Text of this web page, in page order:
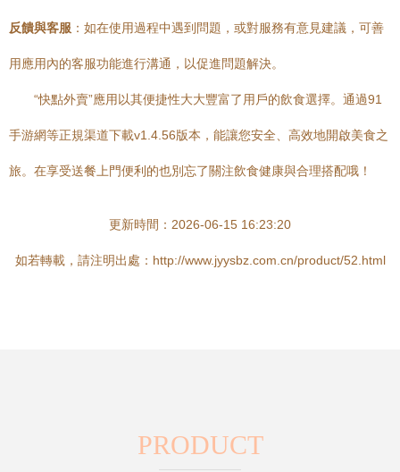
反饋與客服 ：如在使用過程中遇到問題，或對服務有意見建議，可善
用應用內的客服功能進行溝通，以促進問題解決。
“快點外賣”應用以其便捷性大大豐富了用戶的飲食選擇。通過91
手游網等正規渠道下載v1.4.56版本，能讓您安全、高效地開啟美食之
旅。在享受送餐上門便利的也別忘了關注飲食健康與合理搭配哦！
更新時間：2026-06-15 16:23:20
如若轉載，請注明出處：http://www.jyysbz.com.cn/product/52.html
PRODUCT